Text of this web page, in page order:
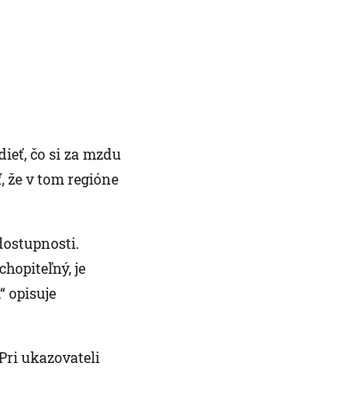
čo si za mzdu
že v tom regióne
je
opisuje
ukazovateli